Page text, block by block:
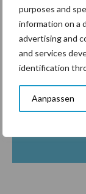
purposes and
information on a
advertising and
and services
identification
Aanpassen